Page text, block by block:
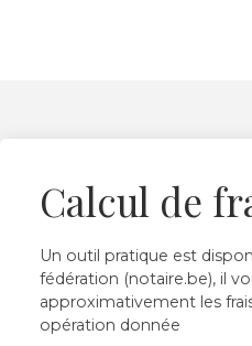
Calcul de
Un outil pratique est
fédération (notaire.be), il
approximativement les
opération donnée